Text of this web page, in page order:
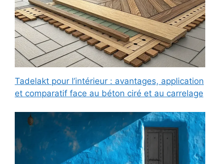
Tadelakt pour l’intérieur : avantages, application
et comparatif face au béton ciré et au carrelage